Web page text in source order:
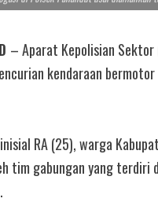
– Aparat Kepolisian Sektor
kendaraan
RA (25), warga
tim gabungan yang